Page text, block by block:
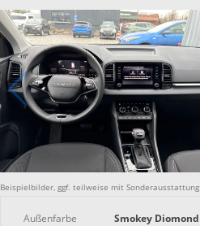
Beispielbilder, ggf. teilweise mit Sonderausstattung
Außenfarbe
Smokey Diomond